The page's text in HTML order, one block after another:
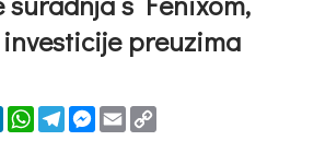
preuzima
LinkedInWhatsApp
TelegramMessenger
Email